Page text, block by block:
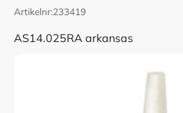
Artikelnr 233419
AS14.025RA arkansas